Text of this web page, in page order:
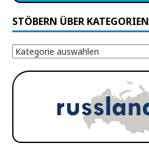
STÖBERN ÜBER KATEGORIEN